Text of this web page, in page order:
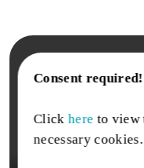
Consent required!
Clickhere to view
necessary cookies.